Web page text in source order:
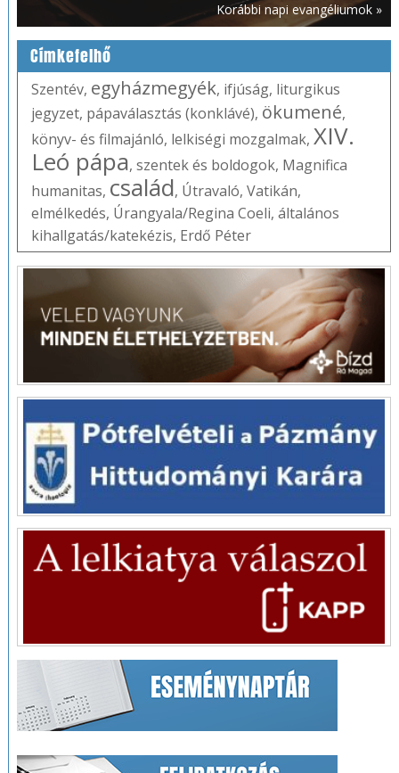
Korábbi napi evangéliumok »
Címkefelhő
Szentév, egyházmegyék, ifjúság, liturgikus
jegyzet, pápaválasztás (konklávé), ökumené,
könyv- és filmajánló, lelkiségi mozgalmak, XIV.
Leó pápa, szentek és boldogok, Magnifica
humanitas, család, Útravaló, Vatikán,
elmélkedés, Úrangyala/Regina Coeli, általános
kihallgatás/katekézis, Erdő Péter